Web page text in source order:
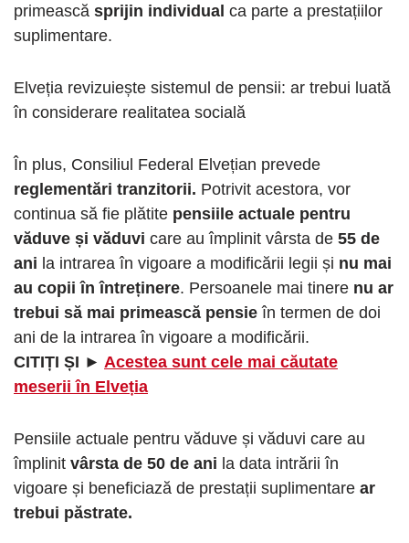
primească sprijin individual ca parte a prestațiilor
suplimentare.
Elveția revizuiește sistemul de pensii: ar trebui luată
în considerare realitatea socială
În plus, Consiliul Federal Elvețian prevede
reglementări tranzitorii. Potrivit acestora, vor
continua să fie plătite pensiile actuale pentru
văduve și văduvi care au împlinit vârsta de 55 de
ani la intrarea în vigoare a modificării legii și nu mai
au copii în întreținere. Persoanele mai tinere nu ar
trebui să mai primească pensie în termen de doi
ani de la intrarea în vigoare a modificării.
CITIȚI ȘI ► Acestea sunt cele mai căutate
meserii în Elveția
Pensiile actuale pentru văduve și văduvi care au
împlinit vârsta de 50 de ani la data intrării în
vigoare și beneficiază de prestații suplimentare ar
trebui păstrate.